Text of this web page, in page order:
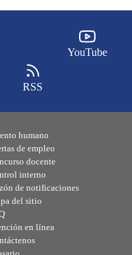
YouTube
RSS
humano
de empleo
docente
interno
de notificaciones
del sitio
en línea